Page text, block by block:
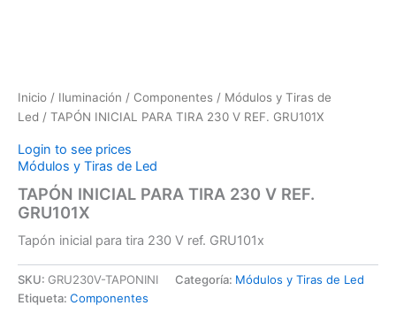
Inicio / Iluminación / Componentes / Módulos y Tiras de
Led / TAPÓN INICIAL PARA TIRA 230 V REF. GRU101X
Login to see prices
Módulos y Tiras de Led
TAPÓN INICIAL PARA TIRA 230 V REF.
GRU101X
Tapón inicial para tira 230 V ref. GRU101x
SKU: GRU230V-TAPONINI Categoría: Módulos y Tiras de Led
Etiqueta: Componentes